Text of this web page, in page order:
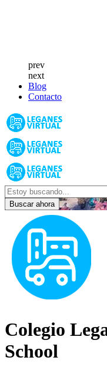
prev
next
Blog
Contacto
Buscar ahora
Colegio
School